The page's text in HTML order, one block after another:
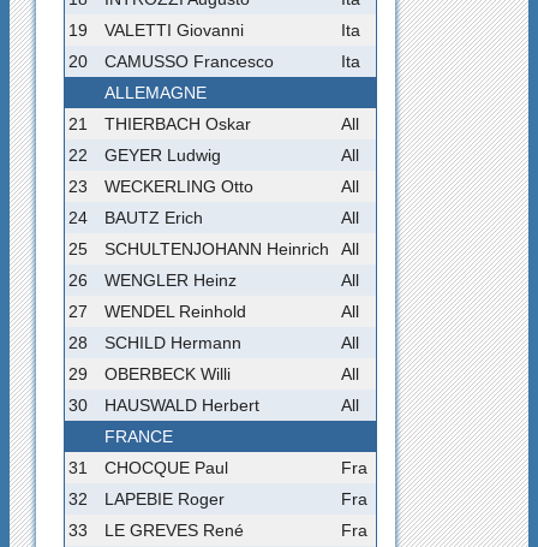
19
VALETTI Giovanni
Ita
20
CAMUSSO Francesco
Ita
ALLEMAGNE
21
THIERBACH Oskar
All
22
GEYER Ludwig
All
23
WECKERLING Otto
All
24
BAUTZ Erich
All
25
SCHULTENJOHANN Heinrich
All
26
WENGLER Heinz
All
27
WENDEL Reinhold
All
28
SCHILD Hermann
All
29
OBERBECK Willi
All
30
HAUSWALD Herbert
All
FRANCE
31
CHOCQUE Paul
Fra
32
LAPEBIE Roger
Fra
33
LE GREVES René
Fra